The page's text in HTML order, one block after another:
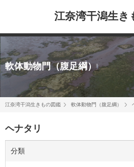
江奈湾干潟生き
軟体動物門（腹足綱）
江奈湾干潟生きもの図鑑 軟体動物門（腹足綱）
ヘナタリ
分類